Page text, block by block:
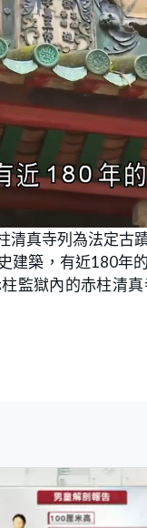
a
d
e
d
:
1
0
清真寺列為法定古
建築，有近180年
監獄內的赤柱清